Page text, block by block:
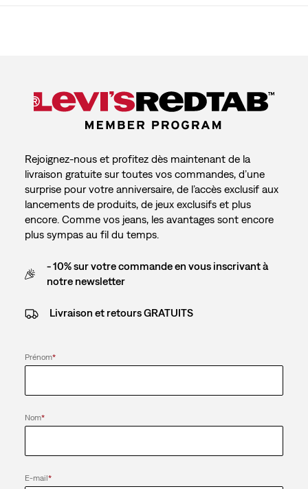
Rejoignez-nous et profitez dès maintenant de la
livraison gratuite sur toutes vos commandes, d’une
surprise pour votre anniversaire, de l’accès exclusif aux
lancements de produits, de jeux exclusifs et plus
encore. Comme vos jeans, les avantages sont encore
plus sympas au fil du temps.
- 10% sur votre commande en vous inscrivant à
notre newsletter
Livraison et retours GRATUITS
Prénom*
Nom*
E-mail*